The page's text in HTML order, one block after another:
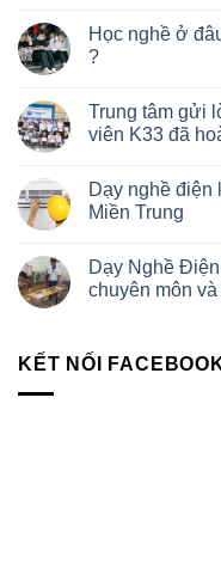
Học nghề ở
?
Trung tâm gửi
viên K33 đã
Dạy nghề điện
Miền Trung
Dạy Nghề
chuyên môn
KẾT NỐI